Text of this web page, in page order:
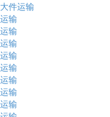
件运输
输
输
输
输
输
输
输
输